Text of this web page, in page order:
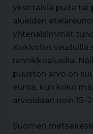
yksittäisiä puita tai
alueiden
yhtenäisimmät
Kokkolan seuduilla
rannikkoalueilla.
puuston arvo on
euroa, kun koko
arvioidaan noin
Suomen